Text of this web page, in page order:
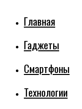
Главная
Гаджеты
Смартфоны
Технологии